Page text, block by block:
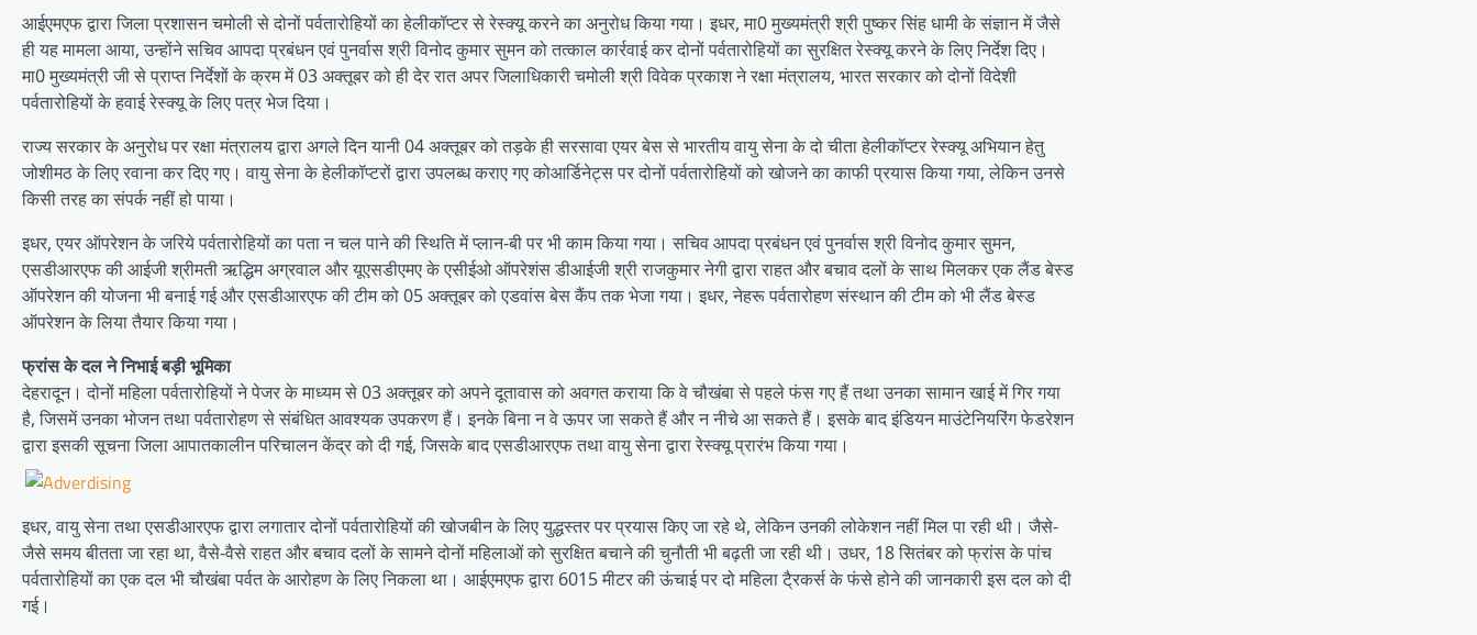
आईएमएफ द्वारा जिला प्रशासन चमोली से दोनों पर्वतारोहियों का हेलीकॉप्टर से रेस्क्यू करने का अनुरोध किया गया। इधर, मा0 मुख्यमंत्री श्री पुष्कर सिंह धामी के संज्ञान में जैसे
ही यह मामला आया, उन्होंने सचिव आपदा प्रबंधन एवं पुनर्वास श्री विनोद कुमार सुमन को तत्काल कार्रवाई कर दोनों पर्वतारोहियों का सुरक्षित रेस्क्यू करने के लिए निर्देश दिए।
मा0 मुख्यमंत्री जी से प्राप्त निर्देशों के क्रम में 03 अक्तूबर को ही देर रात अपर जिलाधिकारी चमोली श्री विवेक प्रकाश ने रक्षा मंत्रालय, भारत सरकार को दोनों विदेशी
पर्वतारोहियों के हवाई रेस्क्यू के लिए पत्र भेज दिया।
राज्य सरकार के अनुरोध पर रक्षा मंत्रालय द्वारा अगले दिन यानी 04 अक्तूबर को तड़के ही सरसावा एयर बेस से भारतीय वायु सेना के दो चीता हेलीकॉप्टर रेस्क्यू अभियान हेतु
जोशीमठ के लिए रवाना कर दिए गए। वायु सेना के हेलीकॉप्टरों द्वारा उपलब्ध कराए गए कोआर्डिनेट्स पर दोनों पर्वतारोहियों को खोजने का काफी प्रयास किया गया, लेकिन उनसे
किसी तरह का संपर्क नहीं हो पाया।
इधर, एयर ऑपरेशन के जरिये पर्वतारोहियों का पता न चल पाने की स्थिति में प्लान-बी पर भी काम किया गया। सचिव आपदा प्रबंधन एवं पुनर्वास श्री विनोद कुमार सुमन,
एसडीआरएफ की आईजी श्रीमती ऋद्धिम अग्रवाल और यूएसडीएमए के एसीईओ ऑपरेशंस डीआईजी श्री राजकुमार नेगी द्वारा राहत और बचाव दलों के साथ मिलकर एक लैंड बेस्ड
ऑपरेशन की योजना भी बनाई गई और एसडीआरएफ की टीम को 05 अक्तूबर को एडवांस बेस कैंप तक भेजा गया। इधर, नेहरू पर्वतारोहण संस्थान की टीम को भी लैंड बेस्ड
ऑपरेशन के लिया तैयार किया गया।
फ्रांस के दल ने निभाई बड़ी भूमिका
देहरादून। दोनों महिला पर्वतारोहियों ने पेजर के माध्यम से 03 अक्तूबर को अपने दूतावास को अवगत कराया कि वे चौखंबा से पहले फंस गए हैं तथा उनका सामान खाई में गिर गया
है, जिसमें उनका भोजन तथा पर्वतारोहण से संबंधित आवश्यक उपकरण हैं। इनके बिना न वे ऊपर जा सकते हैं और न नीचे आ सकते हैं। इसके बाद इंडियन माउंटेनियरिंग फेडरेशन
द्वारा इसकी सूचना जिला आपातकालीन परिचालन केंद्र को दी गई, जिसके बाद एसडीआरएफ तथा वायु सेना द्वारा रेस्क्यू प्रारंभ किया गया।
इधर, वायु सेना तथा एसडीआरएफ द्वारा लगातार दोनों पर्वतारोहियों की खोजबीन के लिए युद्धस्तर पर प्रयास किए जा रहे थे, लेकिन उनकी लोकेशन नहीं मिल पा रही थी। जैसे-
जैसे समय बीतता जा रहा था, वैसे-वैसे राहत और बचाव दलों के सामने दोनों महिलाओं को सुरक्षित बचाने की चुनौती भी बढ़ती जा रही थी। उधर, 18 सितंबर को फ्रांस के पांच
पर्वतारोहियों का एक दल भी चौखंबा पर्वत के आरोहण के लिए निकला था। आईएमएफ द्वारा 6015 मीटर की ऊंचाई पर दो महिला टै्रकर्स के फंसे होने की जानकारी इस दल को दी
गई।